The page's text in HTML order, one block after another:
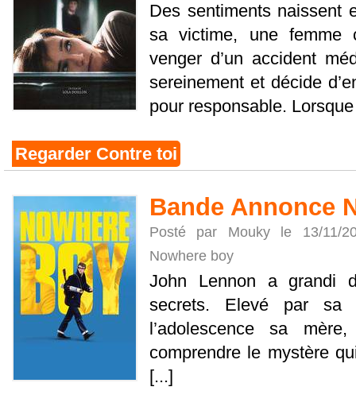
Des sentiments naissent
sa victime, une femme
venger d’un accident
sereinement et décide
pour responsable.
Regarder Contre toi
Bande Annonce
Posté par Mouky le 13/11/
Nowhere boy
John Lennon a grandi
secrets. Elevé par
l’adolescence sa
comprendre le mystère
[...]